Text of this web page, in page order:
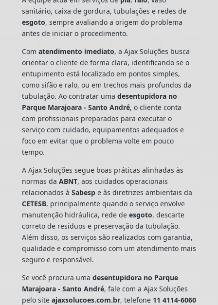
sanitário, caixa de gordura, tubulações e redes de
esgoto, sempre avaliando a origem do problema
antes de iniciar o procedimento.
Com atendimento imediato, a Ajax Soluções busca
orientar o cliente de forma clara, identificando se o
entupimento está localizado em pontos simples,
como sifão e ralo, ou em trechos mais profundos da
tubulação. Ao contratar uma desentupidora no
Parque Marajoara - Santo André, o cliente conta
com profissionais preparados para executar o
serviço com cuidado, equipamentos adequados e
foco em evitar que o problema volte em pouco
tempo.
A Ajax Soluções segue boas práticas alinhadas às
normas da ABNT, aos cuidados operacionais
relacionados à Sabespe às diretrizes ambientais da
CETESB, principalmente quando o serviço envolve
manutenção hidráulica, rede de esgoto, descarte
correto de resíduos e preservação da tubulação.
Além disso, os serviços são realizados com garantia,
qualidade e compromisso com um atendimento mais
seguro e responsável.
Se você procura uma desentupidora no Parque
Marajoara - Santo André, fale com a Ajax Soluções
pelo site ajaxsolucoes.com.br, telefone 11 4114-6060